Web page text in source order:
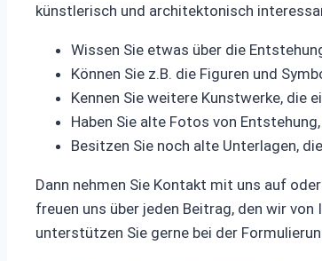
künstlerisch und architektonisch
Wissen Sie etwas über die
Können Sie z.B. die Figuren und
Kennen Sie weitere Kunstwerke, die
Haben Sie alte Fotos von
Besitzen Sie noch alte Unterlagen,
Dann nehmen Sie Kontakt mit uns auf
freuen uns über jeden Beitrag, den wir
unterstützen Sie gerne bei der